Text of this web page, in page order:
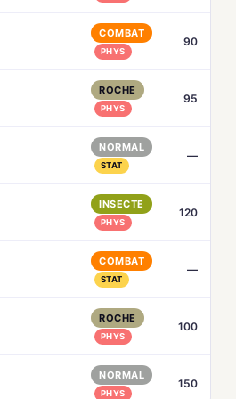
COMBAT
PHYS
90
ROCHE
PHYS
95
NORMAL
STAT
—
INSECTE
PHYS
120
COMBAT
STAT
—
ROCHE
PHYS
100
NORMAL
PHYS
150